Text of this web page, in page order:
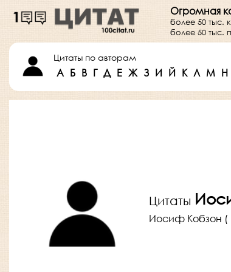
Огромная
более 50 тыс.
более 50 тыс.
Цитаты по авторам
А Б В Г Д Е Ж З И Й К Л М Н
Цитаты
Иосиф Кобзон (